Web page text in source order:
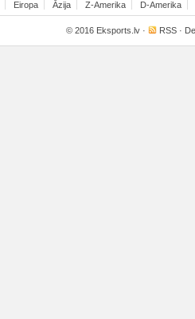
Eiropa Āzija Z-Amerika D-Amerika
© 2016 Eksports.lv · RSS ·